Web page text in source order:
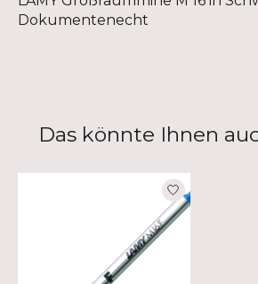
Dokumentenecht
Das könnte Ihnen
Produkt-Karussell-Artikel